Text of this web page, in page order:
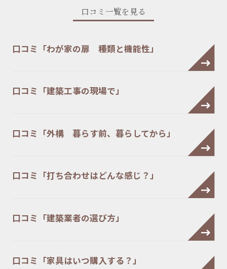
口コミ一覧を見る
口コミ「わが家の扉 種類と機能性」
口コミ「建築工事の現場で」
口コミ「外構 暮らす前、暮らしてから」
口コミ「打ち合わせはどんな感じ？」
口コミ「建築業者の選び方」
口コミ「家具はいつ購入する？」